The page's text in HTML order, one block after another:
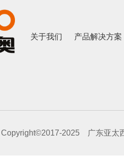
关于我们 产品解决方案
Copyright©2017-2025 广东亚太